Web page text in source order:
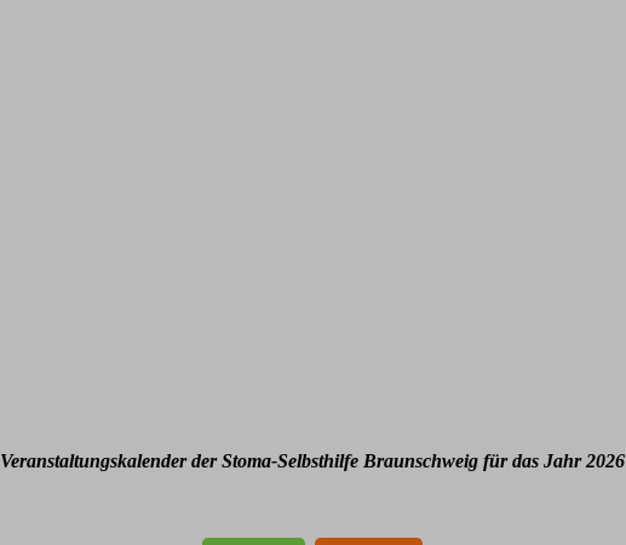
Veranstaltungskalender der Stoma-Selbsthilfe Braunschweig für das Jahr 2026